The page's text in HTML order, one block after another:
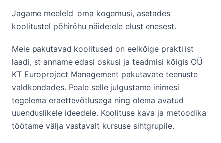
Jagame meeleldi oma kogemusi, asetades
koolitustel põhirõhu näidetele elust enesest.
Meie pakutavad koolitused on eelkõige praktilist
laadi, st anname edasi oskusi ja teadmisi kõigis OÜ
KT Europroject Management pakutavate teenuste
valdkondades. Peale selle julgustame inimesi
tegelema eraettevõtlusega ning olema avatud
uuenduslikele ideedele. Koolituse kava ja metoodika
töötame välja vastavalt kursuse sihtgrupile.